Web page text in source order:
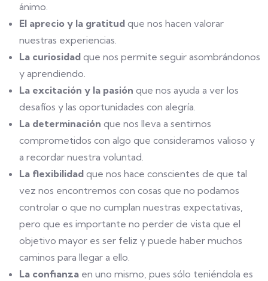
ánimo.
El aprecio y la gratitud que nos hacen valorar
nuestras experiencias.
La curiosidad que nos permite seguir asombrándonos
y aprendiendo.
La excitación y la pasión que nos ayuda a ver los
desafíos y las oportunidades con alegría.
La determinación que nos lleva a sentirnos
comprometidos con algo que consideramos valioso y
a recordar nuestra voluntad.
La flexibilidad que nos hace conscientes de que tal
vez nos encontremos con cosas que no podamos
controlar o que no cumplan nuestras expectativas,
pero que es importante no perder de vista que el
objetivo mayor es ser feliz y puede haber muchos
caminos para llegar a ello.
La confianza en uno mismo, pues sólo teniéndola es